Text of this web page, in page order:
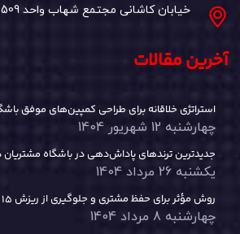
خیابان کاشانی مجتمع شهاب واحد 509
آخرین مقالات
۱۰ استراتژی خلاقانه برای طراحی کمپین‌های موفق
چهارشنبه 12 شهریور 1404
جدیدترین ترندهای پاداش‌دهی در باشگاه مشتریان در
یکشنبه 26 مرداد 1404
۱۵ روش مؤثر برای حفظ مشتری و جلوگیری از ریزش
چهارشنبه 8 مرداد 1404